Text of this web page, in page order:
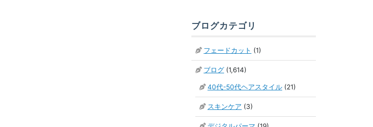
ブログカテゴリ
フェードカット (1)
ブログ (1,614)
40代-50代ヘアスタイル (21)
スキンケア (3)